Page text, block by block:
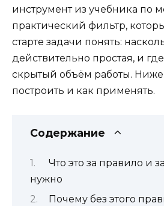
инструмент из учебника по
практический фильтр,
старте задачи понять:
действительно простая, и
скрытый объём работы.
построить и как применять.
Содержание
Что это за правило и
нужно
Почему без этого